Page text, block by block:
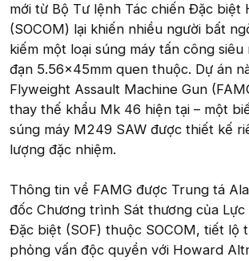
mới từ Bộ Tư lệnh Tác chiến Đặc biệt
(SOCOM) lại khiến nhiều người bất
kiếm một loại súng máy tấn công
đạn 5.56x45mm quen thuộc. Dự án
Flyweight Assault Machine Gun
thay thế khẩu Mk 46 hiện tại – một
súng máy M249 SAW được thiết kế
lượng đặc nhiệm.
Thông tin về FAMG được Trung tá
đốc Chương trình Sát thương của
Đặc biệt (SOF) thuộc SOCOM, tiết lộ
phỏng vấn độc quyền với Howard